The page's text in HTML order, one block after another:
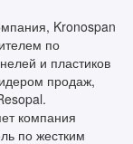
Kronospan
по
и пластиков
продаж,
компания
по жестким